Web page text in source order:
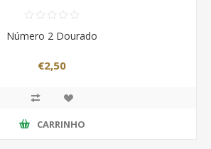
Número 2 Dourado
€2,50
CARRINHO